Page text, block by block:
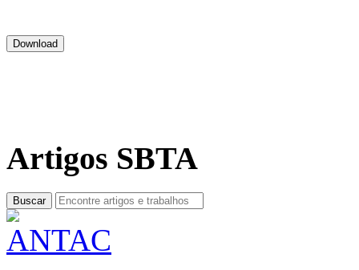
Artigos SBTA
Buscar